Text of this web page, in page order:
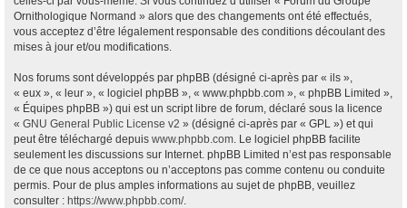
Ornithologique Normand » alors que des changements ont été effectués,
vous acceptez d’être légalement responsable des conditions découlant des
mises à jour et/ou modifications.
Nos forums sont développés par phpBB (désigné ci-après par « ils »,
« eux », « leur », « logiciel phpBB », « www.phpbb.com », « phpBB Limited »,
« Équipes phpBB ») qui est un script libre de forum, déclaré sous la licence
« GNU General Public License v2 » (désigné ci-après par « GPL ») et qui
peut être téléchargé depuis www.phpbb.com. Le logiciel phpBB facilite
seulement les discussions sur Internet. phpBB Limited n’est pas responsable
de ce que nous acceptons ou n’acceptons pas comme contenu ou conduite
permis. Pour de plus amples informations au sujet de phpBB, veuillez
consulter : https://www.phpbb.com/.